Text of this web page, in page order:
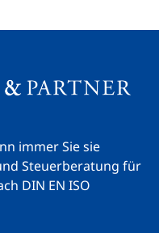
immer Sie sie
Steuerberatung für
DIN EN ISO